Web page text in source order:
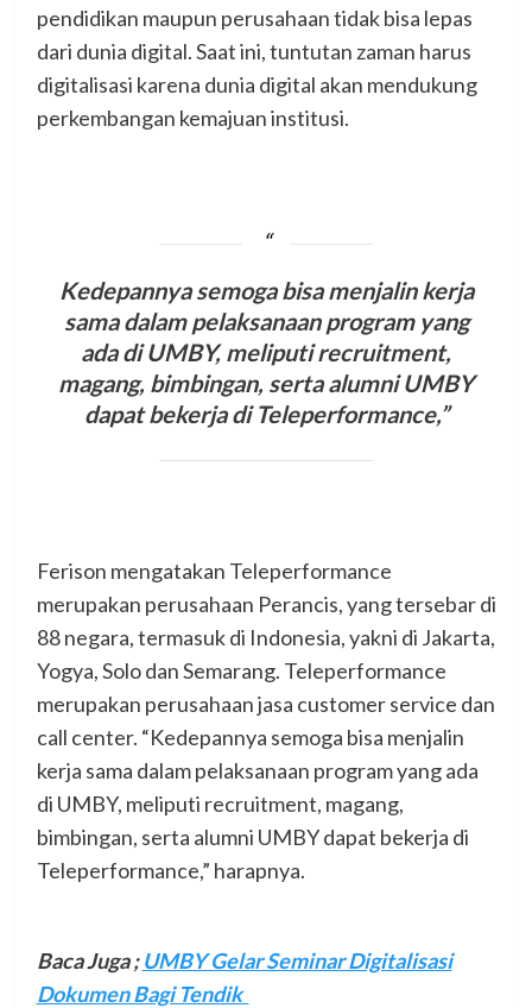
pendidikan maupun perusahaan tidak bisa lepas
dari dunia digital. Saat ini, tuntutan zaman harus
digitalisasi karena dunia digital akan mendukung
perkembangan kemajuan institusi.
Kedepannya semoga bisa menjalin kerja
sama dalam pelaksanaan program yang
ada di UMBY, meliputi recruitment,
magang, bimbingan, serta alumni UMBY
dapat bekerja di Teleperformance,”
Ferison mengatakan Teleperformance
merupakan perusahaan Perancis, yang tersebar di
88 negara, termasuk di Indonesia, yakni di Jakarta,
Yogya, Solo dan Semarang. Teleperformance
merupakan perusahaan jasa customer service dan
call center. “Kedepannya semoga bisa menjalin
kerja sama dalam pelaksanaan program yang ada
di UMBY, meliputi recruitment, magang,
bimbingan, serta alumni UMBY dapat bekerja di
Teleperformance,” harapnya.
Baca Juga;UMBY Gelar Seminar Digitalisasi
Dokumen Bagi Tendik